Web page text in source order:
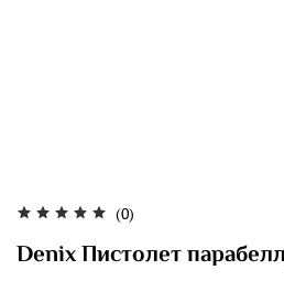
(0)
Denix Пистолет